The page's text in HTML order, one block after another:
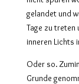
gelandet und
Tage zu treten
inneren Lichts
Oder so.
Grunde